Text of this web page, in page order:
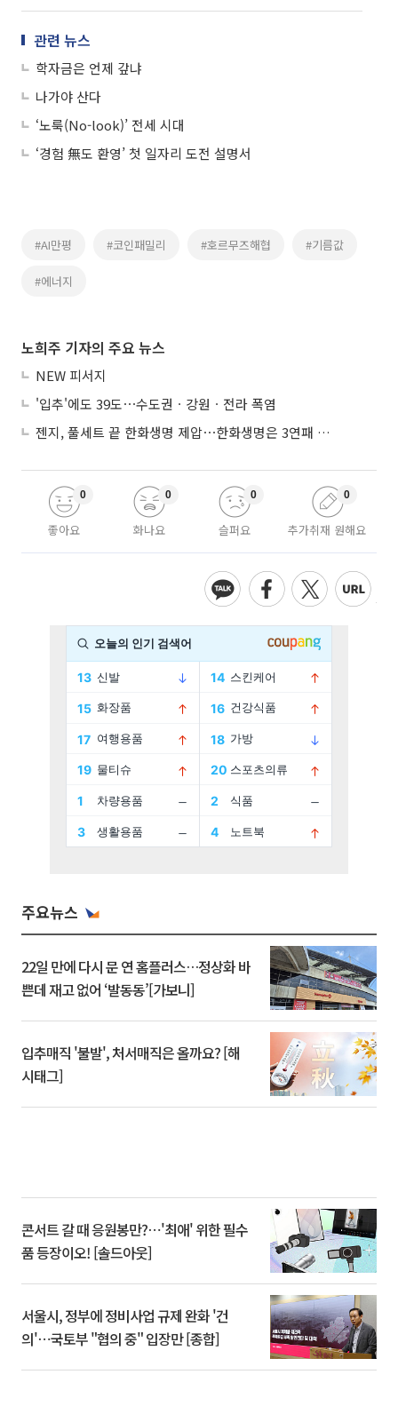
관련 뉴스
학자금은 언제 갚냐
나가야 산다
‘노룩(No-look)’ 전세 시대
‘경험 無도 환영’ 첫 일자리 도전 설명서
#AI만평 #코인패밀리 #호르무즈해협 #기름값
#에너지
노희주 기자의 주요 뉴스
NEW 피서지
'입추'에도 39도⋯수도권ㆍ강원ㆍ전라 폭염
젠지, 풀세트 끝 한화생명 제압⋯한화생명은 3연패 수렁
좋아요
0
화나요
0
슬퍼요
0
추가취재 원해요
0
주요뉴스
22일 만에 다시 문 연 홈플러스…정상화 바
쁜데 재고 없어 ‘발동동’[가보니]
입추매직 '불발', 처서매직은 올까요? [해
시태그]
콘서트 갈 때 응원봉만?⋯'최애' 위한 필수
품 등장이오! [솔드아웃]
서울시, 정부에 정비사업 규제 완화 '건
의'⋯국토부 "협의 중" 입장만 [종합]